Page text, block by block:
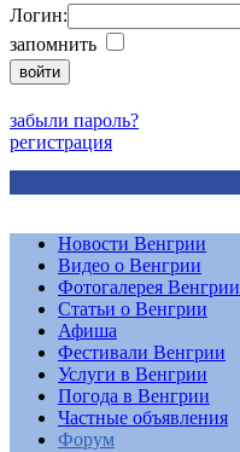
Логин:
запомнить
забыли пароль?
регистрация
Новости Венгрии
Видео о Венгрии
Фотогалерея Венгрии
Статьи о Венгрии
Афиша
Фестивали Венгрии
Услуги в Венгрии
Погода в Венгрии
Частные объявления
Форум